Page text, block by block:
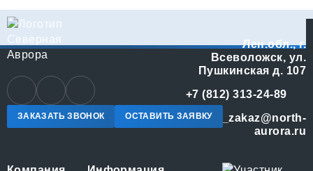
Лен.обл., г.
Всеволожск, ул.
Пушкинская д. 107
+7 (812) 313-24-89
online_zakaz@north-
aurora.ru
ЗАКАЗАТЬ ЗВОНОК ОСТАВИТЬ ЗАЯВКУ